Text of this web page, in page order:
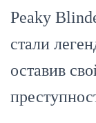
Peaky
стали
оставив